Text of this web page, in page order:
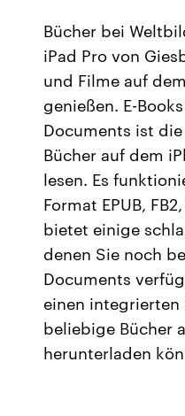
Bücher bei
iPad Pro von
und Filme auf
genießen. E-
Documents ist
Bücher auf dem
lesen. Es
Format EPUB,
bietet einige
denen Sie noch
Documents
einen integrierten
beliebige Bücher
herunterladen